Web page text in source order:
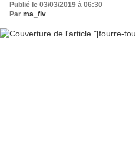
Publié le 03/03/2019 à 06:30
Par ma_flv